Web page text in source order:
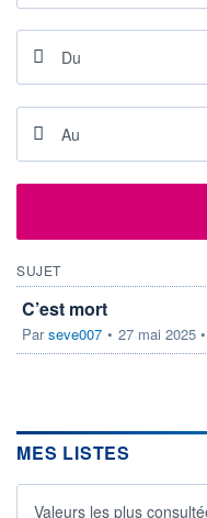
Boursobank
+ ALERTE
SUJET
C’est mort
Parseve007 • 27 mai 2025
MES LISTES
Valeurs les plus